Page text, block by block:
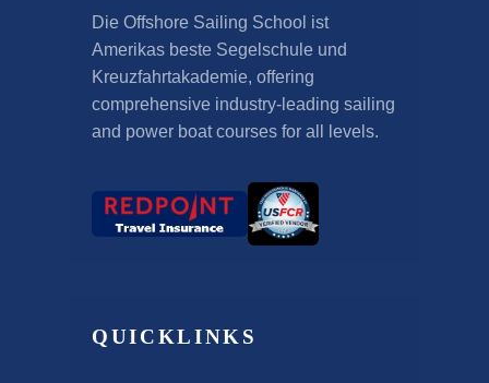
Die Offshore Sailing School ist
Amerikas beste Segelschule und
Kreuzfahrtakademie, offering
comprehensive industry-leading sailing
and power boat courses for all levels.
QUICKLINKS